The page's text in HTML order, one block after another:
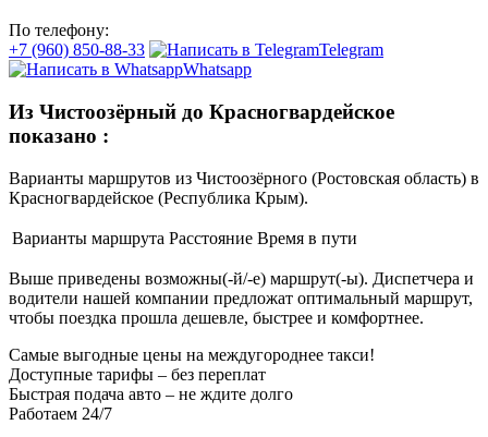
По телефону:
+7 (960) 850-88-33
Telegram
Whatsapp
Из Чистоозёрный до Красногвардейское
показано :
Варианты маршрутов из Чистоозёрного (Ростовская область) в
Красногвардейское (Республика Крым).
Варианты маршрута Расстояние Время в пути
Выше приведены возможны(-й/-е) маршрут(-ы). Диспетчера и
водители нашей компании предложат оптимальный маршрут,
чтобы поездка прошла дешевле, быстрее и комфортнее.
Самые выгодные цены на междугороднее такси!
Доступные тарифы – без переплат
Быстрая подача авто – не ждите долго
Работаем 24/7